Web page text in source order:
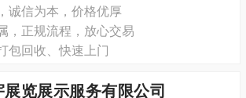
诚信为本，价格优厚
，正规流程，放心交易
包回收、快速上门
览展示服务有限公司